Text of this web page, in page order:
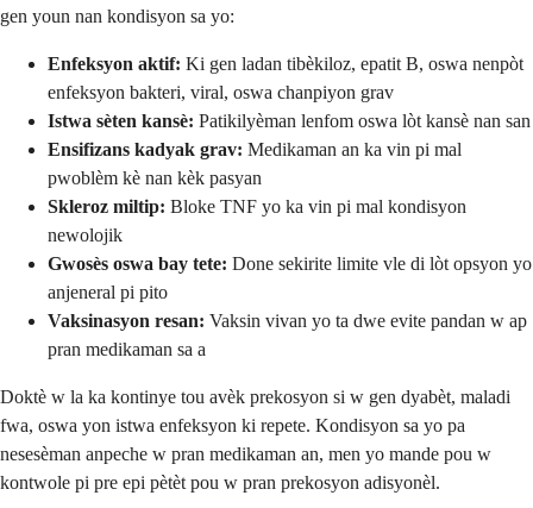
gen youn nan kondisyon sa yo:
Enfeksyon aktif: Ki gen ladan tibèkiloz, epatit B, oswa nenpòt
enfeksyon bakteri, viral, oswa chanpiyon grav
Istwa sèten kansè: Patikilyèman lenfom oswa lòt kansè nan san
Ensifizans kadyak grav: Medikaman an ka vin pi mal
pwoblèm kè nan kèk pasyan
Skleroz miltip: Bloke TNF yo ka vin pi mal kondisyon
newolojik
Gwosès oswa bay tete: Done sekirite limite vle di lòt opsyon yo
anjeneral pi pito
Vaksinasyon resan: Vaksin vivan yo ta dwe evite pandan w ap
pran medikaman sa a
Doktè w la ka kontinye tou avèk prekosyon si w gen dyabèt, maladi
fwa, oswa yon istwa enfeksyon ki repete. Kondisyon sa yo pa
nesesèman anpeche w pran medikaman an, men yo mande pou w
kontwole pi pre epi pètèt pou w pran prekosyon adisyonèl.